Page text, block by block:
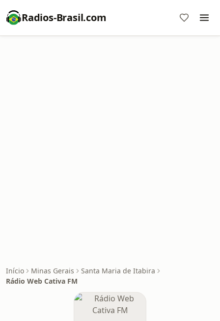
Radios-Brasil.com
Início Minas Gerais
Santa Maria de Itabira
Rádio Web Cativa FM